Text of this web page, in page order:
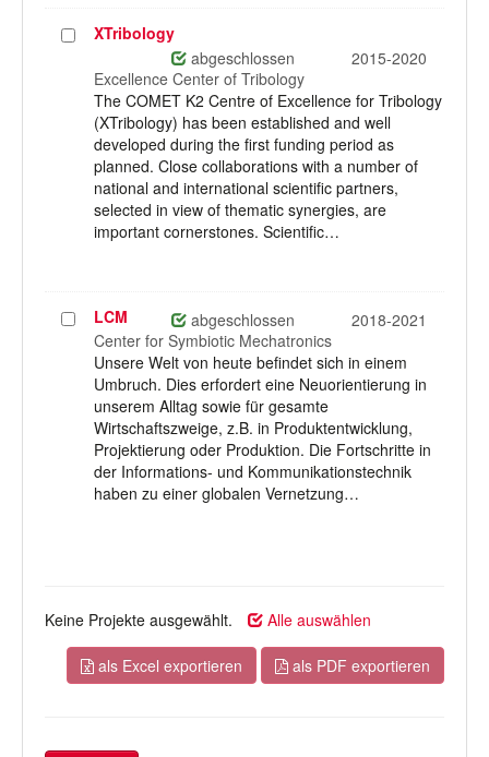
ProjektXTribology
abgeschlossen
2015-2020
Excellence Center of Tribology
The COMET K2 Centre of Excellence for Tribology
(XTribology) has been established and well
developed during the first funding period as
planned. Close collaborations with a number of
national and international scientific partners,
selected in view of thematic synergies, are
important cornerstones. Scientific…
Projekt
auswählen
LCM abgeschlossen
2018-2021
Center for Symbiotic Mechatronics
Unsere Welt von heute befindet sich in einem
Umbruch. Dies erfordert eine Neuorientierung in
unserem Alltag sowie für gesamte
Wirtschaftszweige, z.B. in Produktentwicklung,
Projektierung oder Produktion. Die Fortschritte in
der Informations- und Kommunikationstechnik
haben zu einer globalen Vernetzung…
Keine Projekte ausgewählt. Alle auswählen
als Excel exportieren als PDF exportieren